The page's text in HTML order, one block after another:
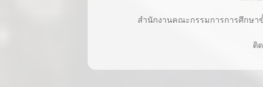
สำนักงานคณะกรรมการการศึกษา
ติ